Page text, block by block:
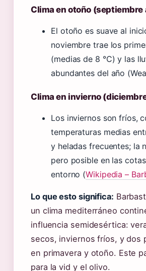
Clima en otoño (septiembre
El otoño es suave al
noviembre trae los
(medias de 8 °C) y las
abundantes del año
Clima en invierno
Los inviernos son fríos,
temperaturas medias
y heladas frecuentes; la
pero posible en las
entorno (Wikipedia –
Lo que esto significa:
un clima mediterráneo
influencia semidesértica:
secos, inviernos fríos, y dos
en primavera y otoño. Este
para la vid y el olivo.